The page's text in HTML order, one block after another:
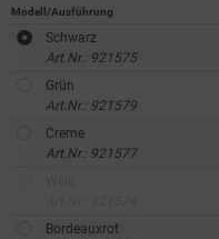
Modell/Ausführung
Schwarz
Art.Nr.: 921575
Grün
Art.Nr.: 921579
Creme
Art.Nr.: 921577
Bordeauxrot